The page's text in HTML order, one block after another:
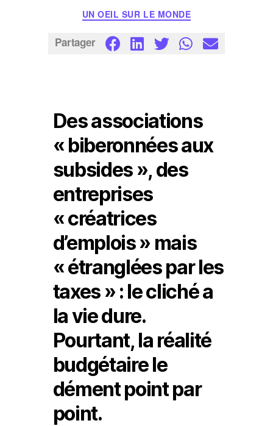
blanche:
Qui
les
assistés?
Catégories
UN OEIL SUR LE MONDE
Partager
Des associations
« biberonnées aux
subsides », des
entreprises
« créatrices
d’emplois » mais
« étranglées par les
taxes » : le cliché a
la vie dure.
Pourtant, la réalité
budgétaire le
dément point par
point.